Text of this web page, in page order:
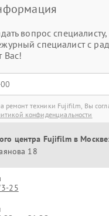
вопрос специалисту,
специалист с
Вас!
ремонт техники Fujifilm, Вы
конфиденциальности
центра Fujifilm в
18
25